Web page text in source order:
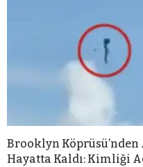
Brooklyn
Hayatta Kaldı: Kimliği